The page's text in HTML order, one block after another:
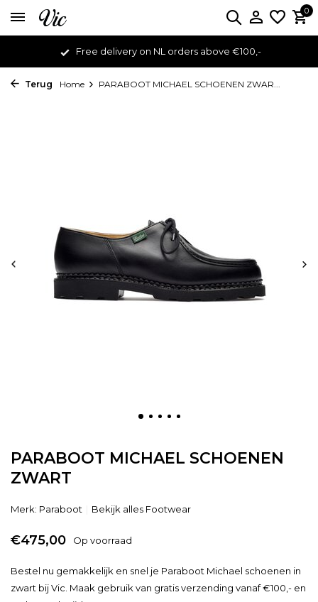
0
Free delivery on NL orders above €100,-
Terug Home PARABOOT MICHAEL SCHOENEN ZWAR...
PARABOOT MICHAEL SCHOENEN
ZWART
Merk: Paraboot Bekijk alles Footwear
€475,00 Op voorraad
Bestel nu gemakkelijk en snel je Paraboot Michael schoenen in
zwart bij Vic. Maak gebruik van gratis verzending vanaf €100,- en